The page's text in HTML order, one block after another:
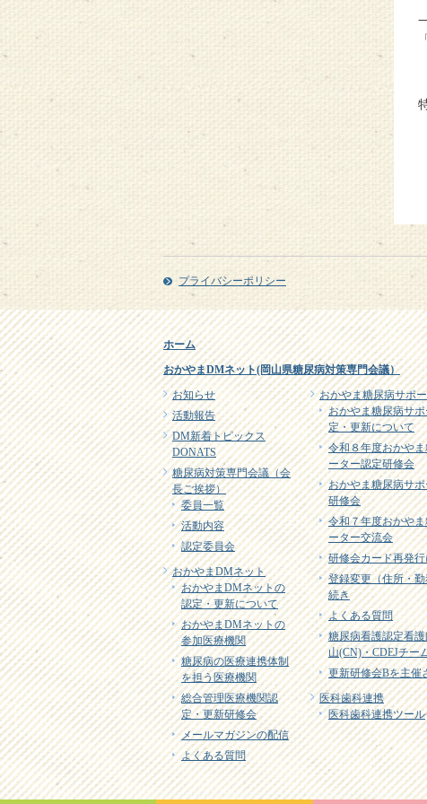
プライバシーポリシー
ホーム
おかやまDMネット(岡山県糖尿病対策専門会議）
お知らせ
活動報告
DM新着トピックス
DONATS
糖尿病対策専門会議（会
長ご挨拶）
委員一覧
活動内容
認定委員会
おかやまDMネット
おかやまDMネットの
認定・更新について
おかやまDMネットの
参加医療機関
糖尿病の医療連携体制
を担う医療機関
総合管理医療機関認
定・更新研修会
メールマガジンの配信
よくある質問
おかやま糖尿病サポ
おかやま糖尿病サ
定・更新について
令和８年度おかや
ーター認定研修会
おかやま糖尿病サ
研修会
令和７年度おかや
ーター交流会
研修会カード再発
登録変更（住所・
続き
よくある質問
糖尿病看護認定看
山(CN)・CDEJチー
更新研修会Bを主催
医科歯科連携
医科歯科連携ツール